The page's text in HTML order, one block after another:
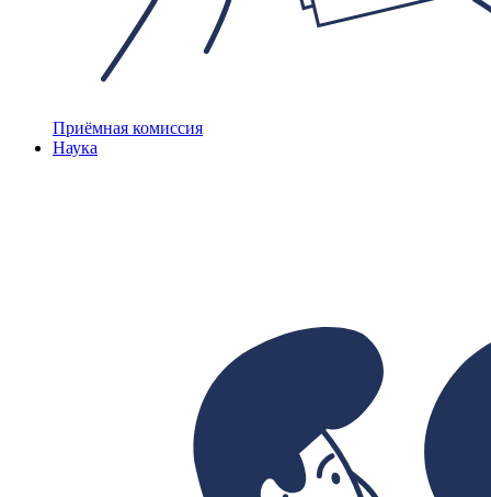
Приёмная комиссия
Наука